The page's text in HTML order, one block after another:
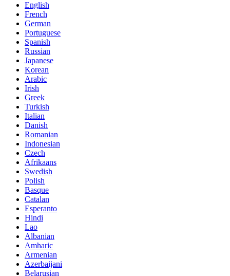
English
French
German
Portuguese
Spanish
Russian
Japanese
Korean
Arabic
Irish
Greek
Turkish
Italian
Danish
Romanian
Indonesian
Czech
Afrikaans
Swedish
Polish
Basque
Catalan
Esperanto
Hindi
Lao
Albanian
Amharic
Armenian
Azerbaijani
Belarusian